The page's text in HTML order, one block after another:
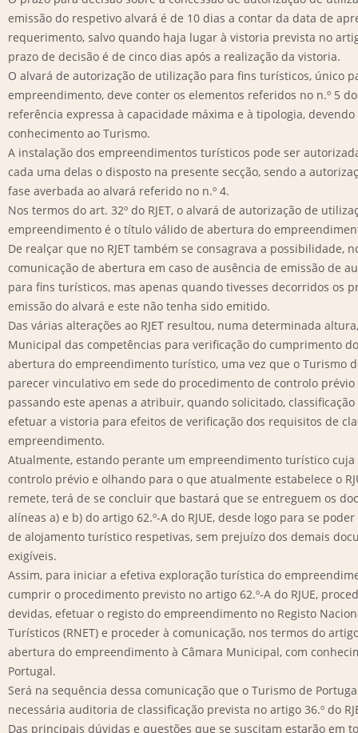
emissão do respetivo alvará é de 10 dias a contar da data de
requerimento, salvo quando haja lugar à vistoria prevista no
prazo de decisão é de cinco dias após a realização da vistoria.
O alvará de autorização de utilização para fins turísticos, único
empreendimento, deve conter os elementos referidos no n.º 5 do
referência expressa à capacidade máxima e à tipologia,
conhecimento ao Turismo.
A instalação dos empreendimentos turísticos pode ser
cada uma delas o disposto na presente secção, sendo a
fase averbada ao alvará referido no n.º 4.
Nos termos do art. 32º do RJET, o alvará de autorização de
empreendimento é o título válido de abertura do
De realçar que no RJET também se consagrava a possibilidade,
comunicação de abertura em caso de ausência de emissão de
para fins turísticos, mas apenas quando tivesses decorridos os
emissão do alvará e este não tenha sido emitido.
Das várias alterações ao RJET resultou, numa determinada
Municipal das competências para verificação do cumprimento
abertura do empreendimento turístico, uma vez que o Turismo
parecer vinculativo em sede do procedimento de controlo
passando este apenas a atribuir, quando solicitado,
efetuar a vistoria para efeitos de verificação dos requisitos de
empreendimento.
Atualmente, estando perante um empreendimento turístico
controlo prévio e olhando para o que atualmente estabelece o
remete, terá de se concluir que bastará que se entreguem os
alíneas a) e b) do artigo 62.º-A do RJUE, desde logo para se
de alojamento turístico respetivas, sem prejuízo dos demais
exigíveis.
Assim, para iniciar a efetiva exploração turística do
cumprir o procedimento previsto no artigo 62.º-A do RJUE,
devidas, efetuar o registo do empreendimento no Registo
Turísticos (RNET) e proceder à comunicação, nos termos do artigo
abertura do empreendimento à Câmara Municipal, com
Portugal.
Será na sequência dessa comunicação que o Turismo de
necessária auditoria de classificação prevista no artigo 36.º do
Das principais dúvidas e questões que se suscitam estarão em